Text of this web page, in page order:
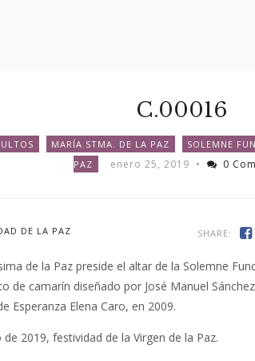
C.00016
MARÍA STMA. DE LA PAZ
SOLEMNE
PAZ
enero 25, 2019 • 0
SHARE:
DE LA PAZ
de la Paz preside el altar de la Solemne
de camarín diseñado por José Manuel
Esperanza Elena Caro, en 2009.
de 2019, festividad de la Virgen de la Paz.